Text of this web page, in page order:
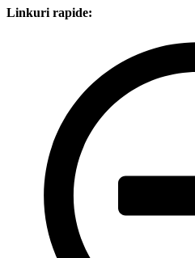
Linkuri rapide: